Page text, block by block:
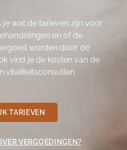
je wat de tarieven zijn voor
en of de
worden door de
vind je de kosten van de
vitaliteitsconsulten.
TARIEVEN
VERGOEDINGEN?